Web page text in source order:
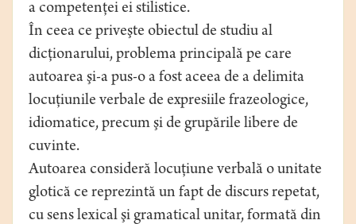
a competenţei ei stilistice.
În ceea ce priveşte obiectul de studiu al
dicţionarului, problema principală pe care
autoarea şi-a pus-o a fost aceea de a delimita
locuţiunile verbale de expresiile frazeologice,
idiomatice, precum şi de grupările libere de
cuvinte.
Autoarea consideră locuţiune verbală o unitate
glotică ce reprezintă un fapt de discurs repetat,
cu sens lexical şi gramatical unitar, formată din